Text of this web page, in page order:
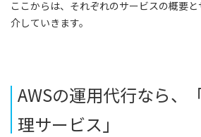
ここからは、それぞれのサービスの概要
介していきます。
AWSの運用代行なら、
理サービス」